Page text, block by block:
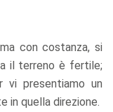
con costanza, si
il terreno è fertile;
vi presentiamo un
in quella direzione.